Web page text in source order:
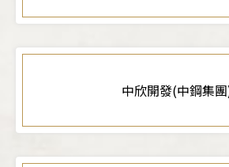
中欣開發(中鋼集